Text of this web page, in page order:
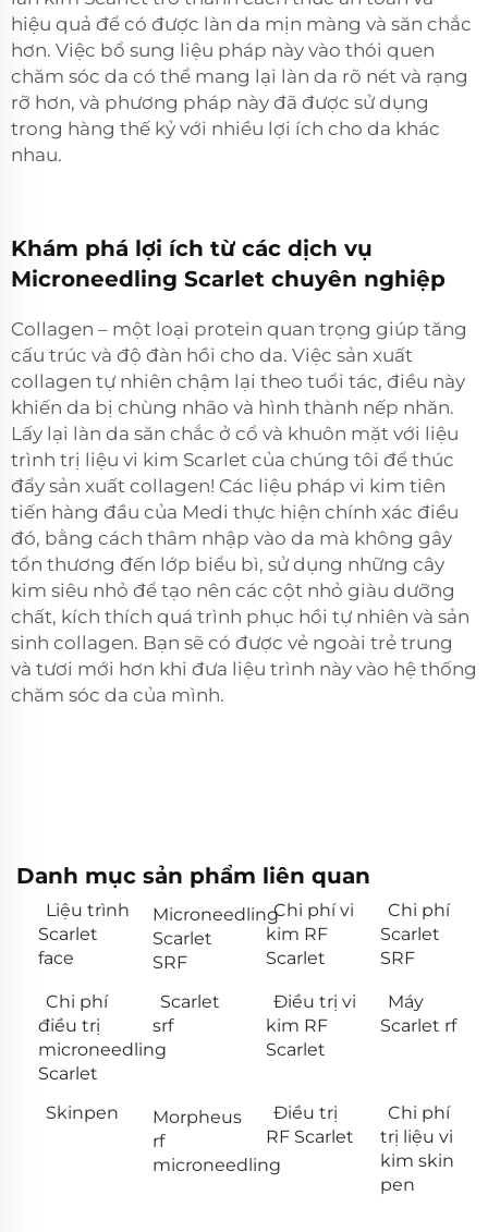
hiệu quả để có được làn da mịn màng và săn chắc
hơn. Việc bổ sung liệu pháp này vào thói quen
chăm sóc da có thể mang lại làn da rõ nét và rạng
rỡ hơn, và phương pháp này đã được sử dụng
trong hàng thế kỷ với nhiều lợi ích cho da khác
nhau.
Khám phá lợi ích từ các dịch vụ
Microneedling Scarlet chuyên nghiệp
Collagen – một loại protein quan trọng giúp tăng
cấu trúc và độ đàn hồi cho da. Việc sản xuất
collagen tự nhiên chậm lại theo tuổi tác, điều này
khiến da bị chùng nhão và hình thành nếp nhăn.
Lấy lại làn da săn chắc ở cổ và khuôn mặt với liệu
trình trị liệu vi kim Scarlet của chúng tôi để thúc
đẩy sản xuất collagen! Các liệu pháp vi kim tiên
tiến hàng đầu của Medi thực hiện chính xác điều
đó, bằng cách thâm nhập vào da mà không gây
tổn thương đến lớp biểu bì, sử dụng những cây
kim siêu nhỏ để tạo nên các cột nhỏ giàu dưỡng
chất, kích thích quá trình phục hồi tự nhiên và sản
sinh collagen. Bạn sẽ có được vẻ ngoài trẻ trung
và tươi mới hơn khi đưa liệu trình này vào hệ thống
chăm sóc da của mình.
Danh mục sản phẩm liên quan
Liệu trình
Scarlet
face
Microneedling
Scarlet
SRF
Chi phí vi
kim RF
Scarlet
Chi phí
Scarlet
SRF
Chi phí
điều trị
microneedling
Scarlet
Scarlet
srf
Điều trị vi
kim RF
Scarlet
Máy
Scarlet rf
Skinpen
Morpheus
rf
microneedling
Điều trị
RF Scarlet
Chi phí
trị liệu vi
kim skin
pen